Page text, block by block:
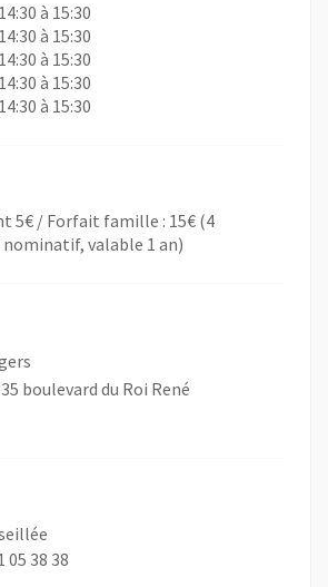
à 15:30
à 15:30
à 15:30
à 15:30
à 15:30
5€ / Forfait famille : 15€ (4
valable 1 an)
boulevard du Roi René
05 38 38